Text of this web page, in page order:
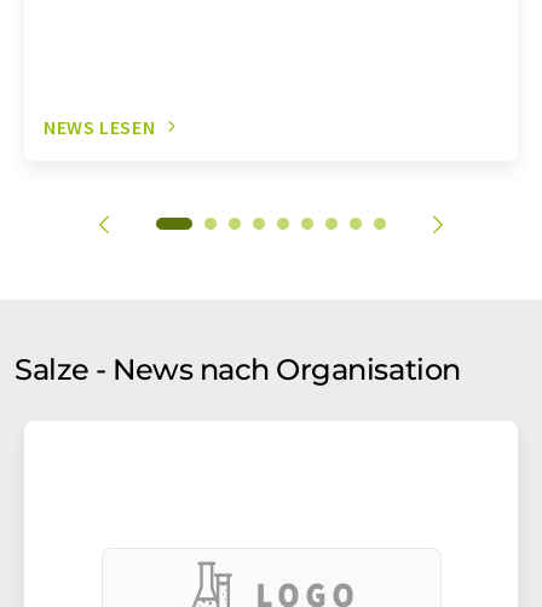
NEWS LESEN
Salze - News nach Organisation